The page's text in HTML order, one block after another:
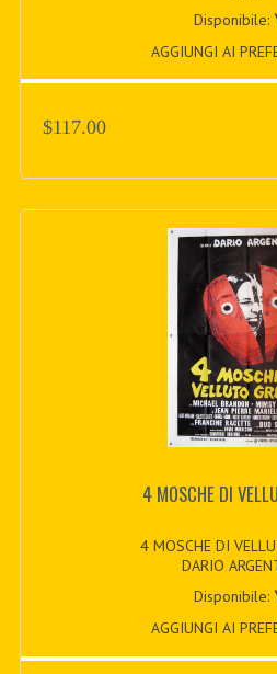
Disponibile:
AGGIUNGI AI
$117.00
4 MOSCHE DI
4 MOSCHE DI
DARIO
Disponibile:
AGGIUNGI AI